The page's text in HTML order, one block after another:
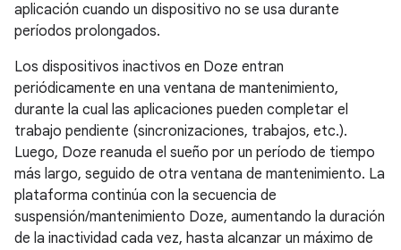
aplicación cuando un dispositivo no se usa durante
períodos prolongados.
Los dispositivos inactivos en Doze entran
periódicamente en una ventana de mantenimiento,
durante la cual las aplicaciones pueden completar el
trabajo pendiente (sincronizaciones, trabajos, etc.).
Luego, Doze reanuda el sueño por un período de tiempo
más largo, seguido de otra ventana de mantenimiento. La
plataforma continúa con la secuencia de
suspensión/mantenimiento Doze, aumentando la duración
de la inactividad cada vez, hasta alcanzar un máximo de